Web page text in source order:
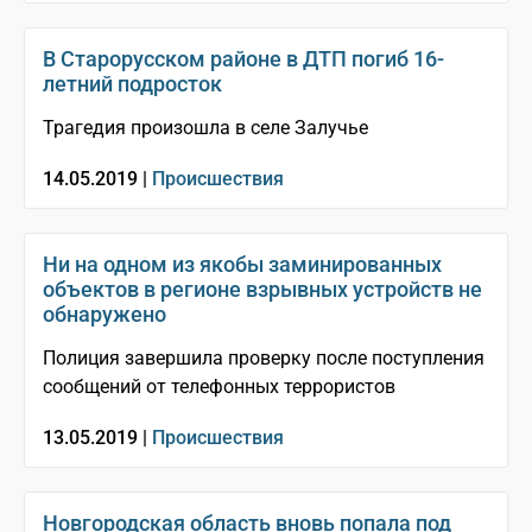
В Старорусском районе в ДТП погиб 16-
летний подросток
Трагедия произошла в селе Залучье
14.05.2019 | Происшествия
Ни на одном из якобы заминированных
объектов в регионе взрывных устройств не
обнаружено
Полиция завершила проверку после поступления
сообщений от телефонных террористов
13.05.2019 | Происшествия
Новгородская область вновь попала под